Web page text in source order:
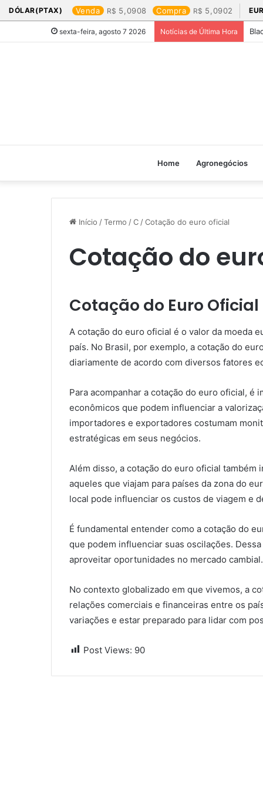
DÓLAR(PTAX) Venda 5,0908 Compra 5,0902
sexta-feira, agosto 7 2026 Notícias de Última Hora
Home Agronegócios
Início /Termo /C /Cotação do euro oficial​
Cotação do
Cotação do Euro Oficial
A cotação do euro oficial é o valor da moeda
país. No Brasil, por exemplo, a cotação do
diariamente de acordo com diversos fatores
Para acompanhar a cotação do euro oficial,
econômicos que podem influenciar a
importadores e exportadores costumam
estratégicas em seus negócios.
Além disso, a cotação do euro oficial
aqueles que viajam para países da zona do
local pode influenciar os custos de viagem e
É fundamental entender como a cotação do
que podem influenciar suas oscilações.
aproveitar oportunidades no mercado cambial.
No contexto globalizado em que vivemos, a
relações comerciais e financeiras entre os
variações e estar preparado para lidar com
Post Views: 90